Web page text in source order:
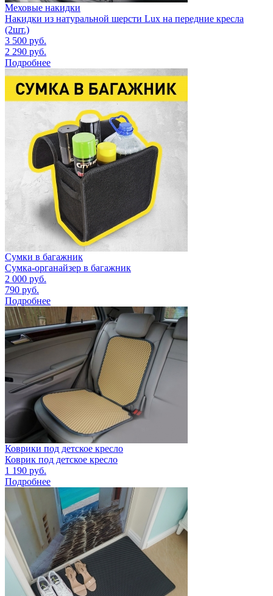
Меховые накидки
Накидки из натуральной шерсти Lux на передние кресла
(2шт.)
3 500 руб.
2 290 руб.
Подробнее
Сумки в багажник
Сумка-органайзер в багажник
2 000 руб.
790 руб.
Подробнее
Коврики под детское кресло
Коврик под детское кресло
1 190 руб.
Подробнее